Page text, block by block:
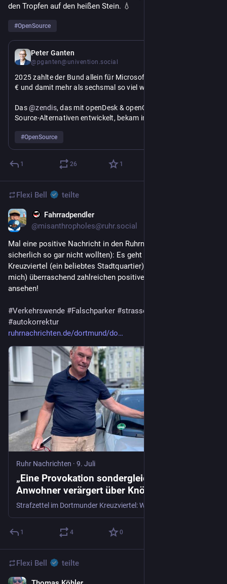
den Tropfen auf den heißen Stein. 💧
#OpenSource
Peter Ganten
@pganten@univention.social
2025 zahlte der Bund allein für Microsoft-Lizenzen 481 Mio.
€ und damit mehr als sechsmal so viel wie 2017.
Das @zendis, das mit openDesk & openCode die Open-
Source-Alternativen entwickelt, bekam im selben Jahr unter
Die öffentliche Hand investiert nicht in digitale Souveränität,
sie finanziert Abhängigkeit.
ist eine grundsätzliche Umlenkung der Mittel Richtung Open
Source.
#OpenSource
1 26 1
Flexi Bell teilte
Fahrradpendler
@misanthropholes@ruhr.social
Mal eine positive Nachricht in den Ruhrnachrichten (was die
sicherlich so gar nicht wollten): Es geht um's Parken im
Kreuzviertel (ein beliebtes Stadtquartier). Bitte auch die (für
mich) überraschend zahlreichen positiven Kommentare
ansehen!
#Verkehrswende #Falschparker #strassenzurückerobern
#autokorrektur
ruhrnachrichten.de/dortmund/do
Ruhr Nachrichten · 9. Juli
„Eine Provokation sondergleichen“:
Anwohner verärgert über Knöllchen-Flut im
Kreuzviertel
1 4 0
Flexi Bell teilte